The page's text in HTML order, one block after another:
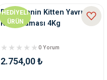
HEDİYELİ
ÜRÜN
Royal Canin Kitten Yavru
Kedi Maması 4Kg
0 Yorum
2.754,00 ₺